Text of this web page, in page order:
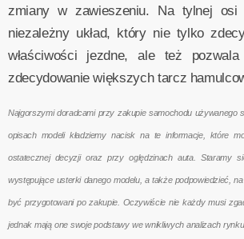
zmiany w zawieszeniu. Na tylnej osi
niezależny układ, który nie tylko
właściwości jezdne, ale też
zdecydowanie większych tarcz
Najgorszymi doradcami przy zakupie samochodu używanego
opisach modeli kładziemy nacisk na te informacje, które
ostatecznej decyzji oraz przy oględzinach auta. Staramy
występujące usterki danego modelu, a także podpowiedzieć,
być przygotowani po zakupie. Oczywiście nie każdy musi
jednak mają one swoje podstawy we wnikliwych analizach